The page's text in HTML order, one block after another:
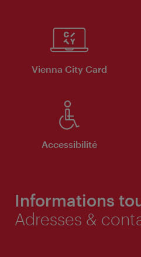
Vienna City Card
Accessibilité
Informations
Adresses &